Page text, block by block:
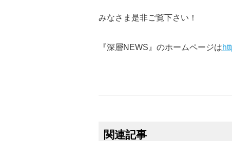
みなさま是非ご覧下さい！
『深層NEWS』のホームページは
関連記事